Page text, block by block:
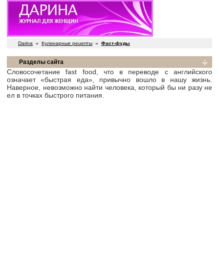
Darina » Кулинарные рецепты » Фаст-фуды
Разделы сайта
Словосочетание fast food, что в переводе с английского
означает «быстрая еда», привычно вошло в нашу жизнь.
Наверное, невозможно найти человека, который бы ни разу не
ел в точках быстрого питания.